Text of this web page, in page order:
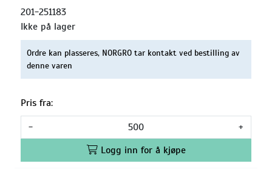
201-251183
Ikke på lager
Ordre kan plasseres, NORGRO tar kontakt ved bestilling av
denne varen
Pris fra:
-
+
Logg inn for å kjøpe